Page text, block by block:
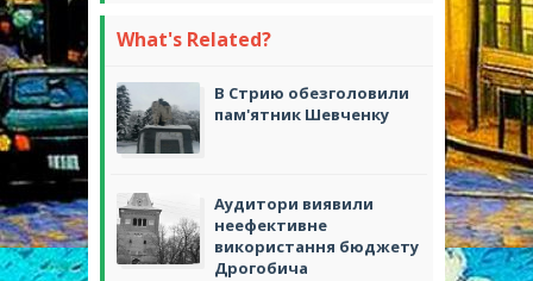
What's Related?
В Стрию обезголовили
пам'ятник Шевченку
Аудитори виявили
неефективне
використання бюджету
Дрогобича